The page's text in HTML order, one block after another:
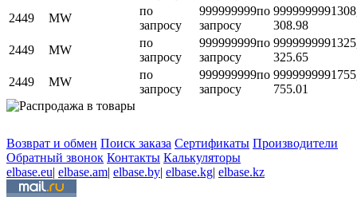
2449
MW
по
запросу
999999999по
запросу
999999999
308.98
2449
MW
по
запросу
999999999по
запросу
999999999
325.65
2449
MW
по
запросу
999999999по
запросу
999999999
755.01
Возврат и обмен Поиск заказа Сертификаты Производители
Обратный звонок Контакты Калькуляторы
elbase.eu| elbase.am| elbase.by| elbase.kg| elbase.kz